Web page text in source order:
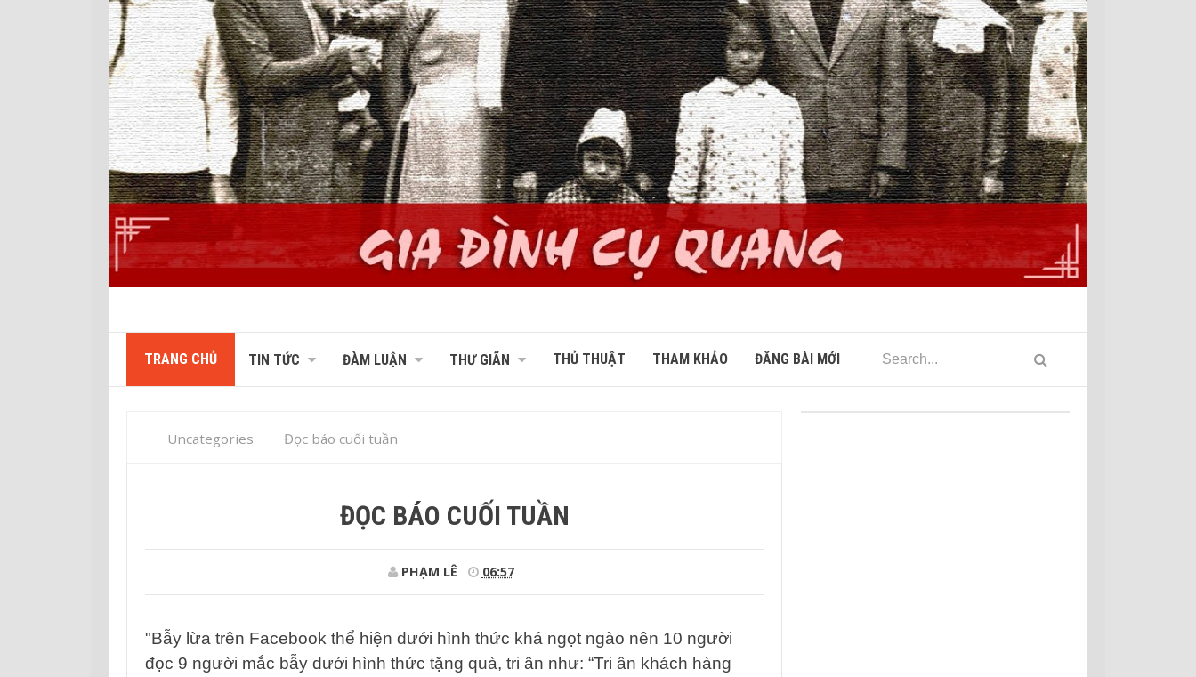
TRANG CHỦ TIN TỨC ĐÀM LUẬN THƯ GIÃN THỦ THUẬT THAM KHẢO ĐĂNG BÀI MỚI
Uncategories Đọc báo cuối tuần
ĐỌC BÁO CUỐI TUẦN
PHẠM LÊ 06:57
"Bẫy lừa trên Facebook thể hiện dưới hình thức khá ngọt ngào nên 10 người
đọc 9 người mắc bẫy dưới hình thức tặng quà, tri ân như: “Tri ân khách hàng